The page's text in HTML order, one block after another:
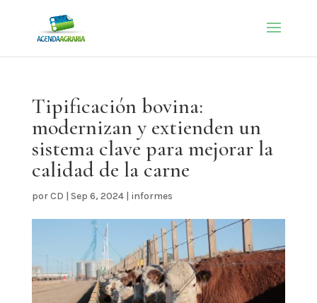
Tipificación bovina:
modernizan y extienden un
sistema clave para mejorar la
calidad de la carne
porCD | Sep 6, 2024| informes